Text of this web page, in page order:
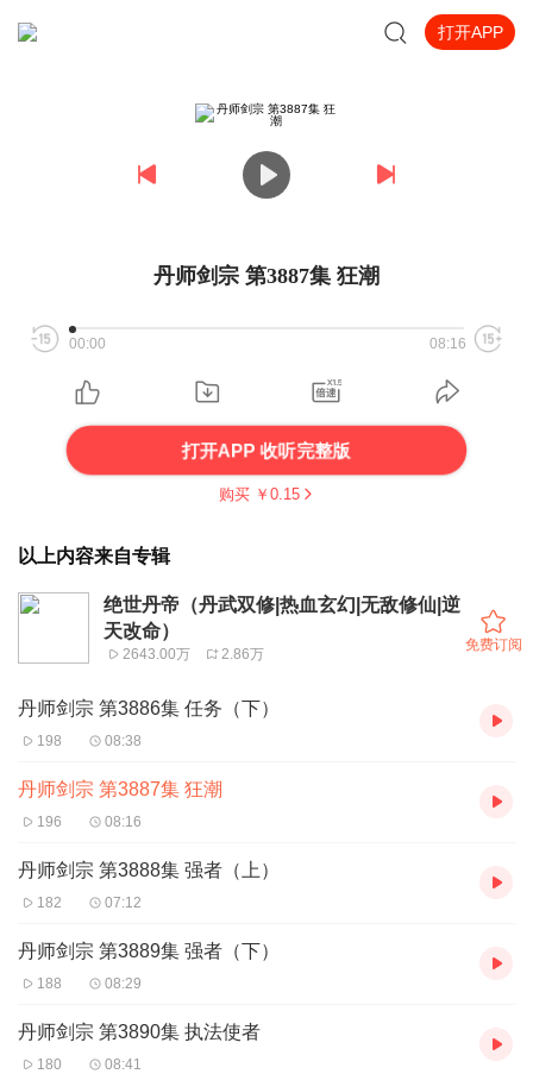
打开APP
丹师剑宗 第3887集 狂潮
00:00 08:16
打开APP 收听完整版
购买 ￥ 0.15
以上内容来自专辑
绝世丹帝（丹武双修|热血玄幻|无敌修仙|逆
天改命）
2643.00万 2.86万
免费订阅
丹师剑宗 第3886集 任务（下）
198 08:38
丹师剑宗 第3887集 狂潮
196 08:16
丹师剑宗 第3888集 强者（上）
182 07:12
丹师剑宗 第3889集 强者（下）
188 08:29
丹师剑宗 第3890集 执法使者
180 08:41